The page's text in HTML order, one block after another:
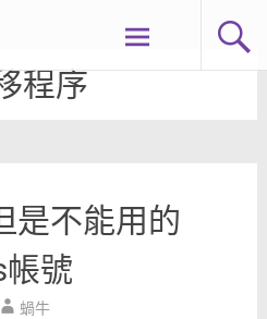
程序
是不能用的
號
蝸牛